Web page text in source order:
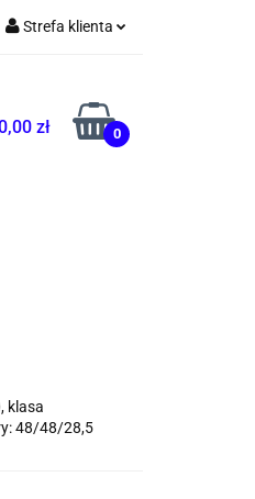
Strefa klienta
Zarejestruj się
Dodaj zgłoszenie
zł 0
klasa
48/48/28,5